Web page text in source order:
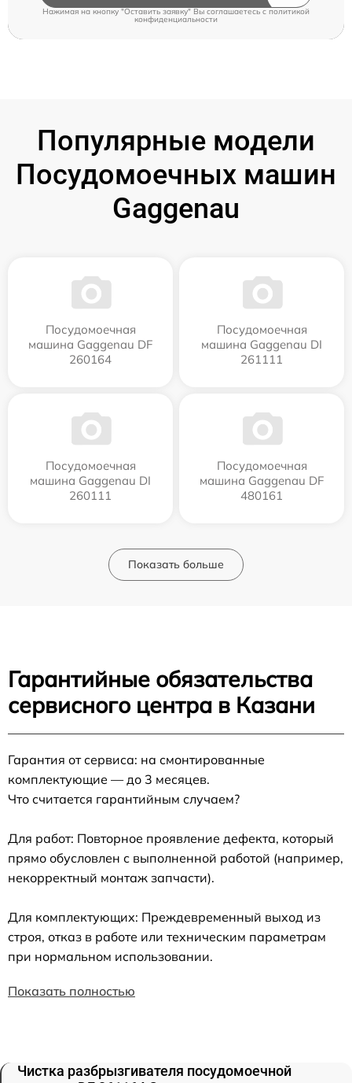
Нажимая на кнопку "Оставить заявку" Вы соглашаетесь c политикой
конфиденциальности
Популярные модели
Посудомоечных машин
Gaggenau
Посудомоечная
машина Gaggenau DF
260164
Посудомоечная
машина Gaggenau DI
261111
Посудомоечная
машина Gaggenau DI
260111
Посудомоечная
машина Gaggenau DF
480161
Показать больше
Гарантийные обязательства
сервисного центра в Казани
Гарантия от сервиса: на смонтированные
комплектующие — до 3 месяцев.
Что считается гарантийным случаем?
Для работ: Повторное проявление дефекта, который
прямо обусловлен с выполненной работой (например,
некорректный монтаж запчасти).
Для комплектующих: Преждевременный выход из
строя, отказ в работе или техническим параметрам
при нормальном использовании.
Показать полностью
Чистка разбрызгивателя посудомоечной